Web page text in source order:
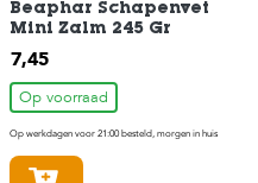
Beaphar Schapenvet
Mini Zalm 245 Gr
7,45
Op voorraad
Op werkdagen voor 21:00 besteld, morgen in huis